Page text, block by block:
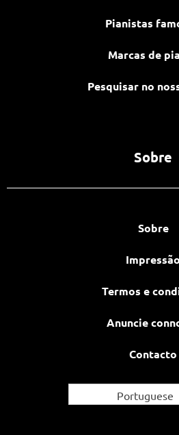
Pianistas
Marcas de
Pesquisar no
Sobre
Sobre
Impressão
Termos e
Anuncie
Contacto
Portuguese